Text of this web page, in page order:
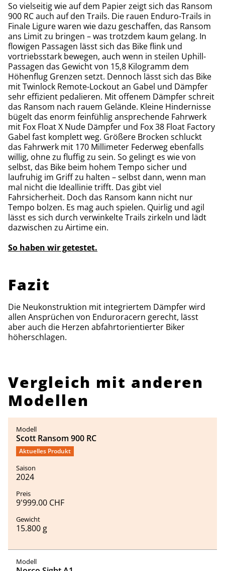
So vielseitig wie auf dem Papier zeigt sich das Ransom
900 RC auch auf den Trails. Die rauen Enduro-Trails in
Finale Ligure waren wie dazu geschaffen, das Ransom
ans Limit zu bringen – was trotzdem kaum gelang. In
flowigen Passagen lässt sich das Bike flink und
vortriebsstark bewegen, auch wenn in steilen Uphill-
Passagen das Gewicht von 15,8 Kilogramm dem
Höhenflug Grenzen setzt. Dennoch lässt sich das Bike
mit Twinlock Remote-Lockout an Gabel und Dämpfer
sehr effizient pedalieren. Mit offenem Dämpfer schreit
das Ransom nach rauem Gelände. Kleine Hindernisse
bügelt das enorm feinfühlig ansprechende Fahrwerk
mit Fox Float X Nude Dämpfer und Fox 38 Float Factory
Gabel fast komplett weg. Größere Brocken schluckt
das Fahrwerk mit 170 Millimeter Federweg ebenfalls
willig, ohne zu fluffig zu sein. So gelingt es wie von
selbst, das Bike beim hohem Tempo sicher und
laufruhig im Griff zu halten – selbst dann, wenn man
mal nicht die Ideallinie trifft. Das gibt viel
Fahrsicherheit. Doch das Ransom kann nicht nur
Tempo bolzen. Es mag auch spielen. Quirlig und agil
lässt es sich durch verwinkelte Trails zirkeln und lädt
dazwischen zu Airtime ein.
So haben wir getestet.
Fazit
Die Neukonstruktion mit integriertem Dämpfer wird
allen Ansprüchen von Enduroracern gerecht, lässt
aber auch die Herzen abfahrtorientierter Biker
höherschlagen.
Vergleich mit anderen
Modellen
Scott Ransom 900 RC
Aktuelles Produkt
2024
9'999.00 CHF
15.800 g